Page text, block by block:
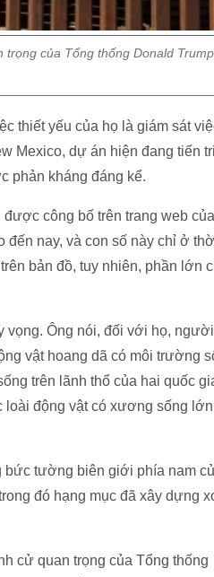
của Tổng thống Donald
thiết yếu của họ là giám sát
Mexico, dự án hiện đang tiến
phản kháng đáng kể.
công bố trên trang web của
đến nay, và con số này chỉ ở
bản đồ, tuy nhiên, phần lớn
vọng. Ông nói, đối với họ, người
vật hoang dã có môi trường
trên lãnh thổ của hai quốc
động vật có xương sống lớn
bức tường biên giới phía nam
đó hạng mục đã xây dựng
cử quan trọng của Tổng thống